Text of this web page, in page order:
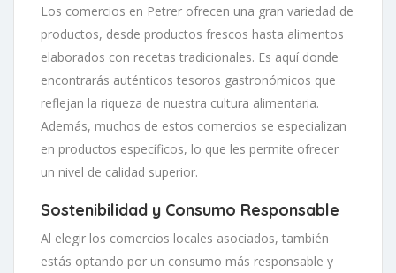
Los comercios en Petrer ofrecen una gran variedad de
productos, desde productos frescos hasta alimentos
elaborados con recetas tradicionales. Es aquí donde
encontrarás auténticos tesoros gastronómicos que
reflejan la riqueza de nuestra cultura alimentaria.
Además, muchos de estos comercios se especializan
en productos específicos, lo que les permite ofrecer
un nivel de calidad superior.
Sostenibilidad y Consumo Responsable
Al elegir los comercios locales asociados, también
estás optando por un consumo más responsable y